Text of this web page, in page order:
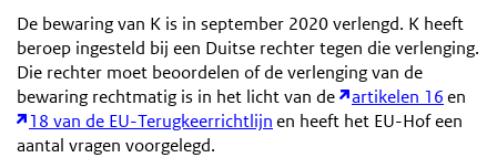
De bewaring van K is in september 2020 verlengd. K heeft
beroep ingesteld bij een Duitse rechter tegen die verlenging.
Die rechter moet beoordelen of de verlenging van de
bewaring rechtmatig is in het licht van de
artikelen 16en
18 van de EU-Terugkeerrichtlijnen heeft het EU-Hof een
aantal vragen voorgelegd.